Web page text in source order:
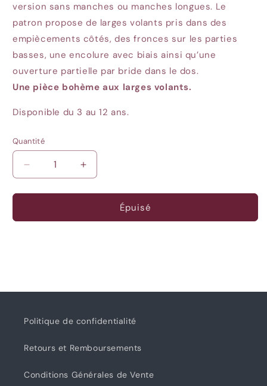
version sans manches ou manches longues. Le
patron propose de larges volants pris dans des
empiècements côtés, des fronces sur les parties
basses, une encolure avec biais ainsi qu’une
ouverture partielle par bride dans le dos.
Une pièce bohème aux larges volants.
Disponible du 3 au 12 ans.
Quantité
Quantité
Réduire
la
quantité
Stella
Augmenter
la
quantité
Stella
Épuisé
Politique de confidentialité
Retours et Remboursements
Conditions Générales de Vente